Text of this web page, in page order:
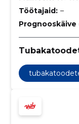
Töötajaid: –
Prognooskäive